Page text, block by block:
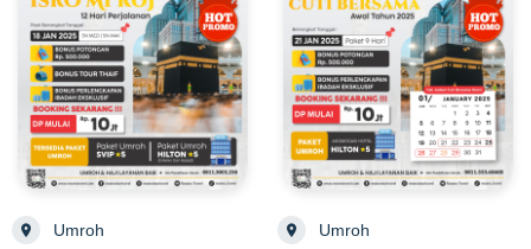
Umroh Umroh